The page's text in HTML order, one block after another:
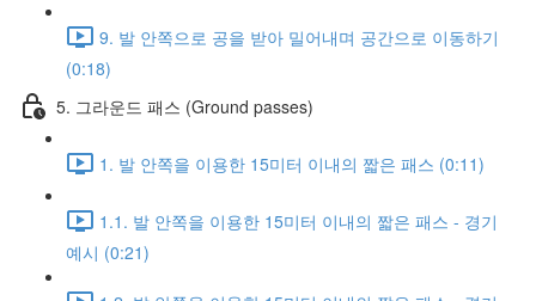
9. 발 안쪽으로 공을 받아 밀어내며 공간으로 이동하기
(0:18)
5. 그라운드 패스 (Ground passes)
1. 발 안쪽을 이용한 15미터 이내의 짧은 패스 (0:11)
1.1. 발 안쪽을 이용한 15미터 이내의 짧은 패스 - 경기
예시 (0:21)